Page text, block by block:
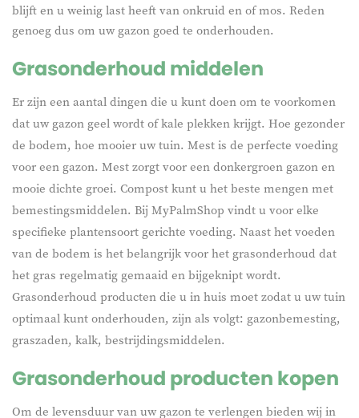
blijft en u weinig last heeft van onkruid en of mos. Reden
genoeg dus om uw gazon goed te onderhouden.
Grasonderhoud middelen
Er zijn een aantal dingen die u kunt doen om te voorkomen
dat uw gazon geel wordt of kale plekken krijgt. Hoe gezonder
de bodem, hoe mooier uw tuin. Mest is de perfecte voeding
voor een gazon. Mest zorgt voor een donkergroen gazon en
mooie dichte groei. Compost kunt u het beste mengen met
bemestingsmiddelen. Bij MyPalmShop vindt u voor elke
specifieke plantensoort gerichte voeding. Naast het voeden
van de bodem is het belangrijk voor het grasonderhoud dat
het gras regelmatig gemaaid en bijgeknipt wordt.
Grasonderhoud producten die u in huis moet zodat u uw tuin
optimaal kunt onderhouden, zijn als volgt: gazonbemesting,
graszaden, kalk, bestrijdingsmiddelen.
Grasonderhoud producten kopen
Om de levensduur van uw gazon te verlengen bieden wij in